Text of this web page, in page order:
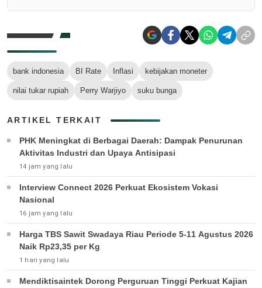
bank indonesia BI Rate Inflasi kebijakan moneter
nilai tukar rupiah Perry Warjiyo suku bunga
ARTIKEL TERKAIT
PHK Meningkat di Berbagai Daerah: Dampak Penurunan
Aktivitas Industri dan Upaya Antisipasi
14 jam yang lalu
Interview Connect 2026 Perkuat Ekosistem Vokasi
Nasional
16 jam yang lalu
Harga TBS Sawit Swadaya Riau Periode 5-11 Agustus 2026
Naik Rp23,35 per Kg
1 hari yang lalu
Mendiktisaintek Dorong Perguruan Tinggi Perkuat Kajian